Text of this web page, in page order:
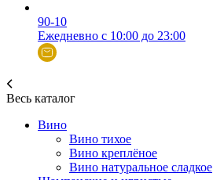
90-10
Ежедневно с 10:00 до 23:00
Весь каталог
Вино
Вино тихое
Вино креплёное
Вино натуральное сладкое